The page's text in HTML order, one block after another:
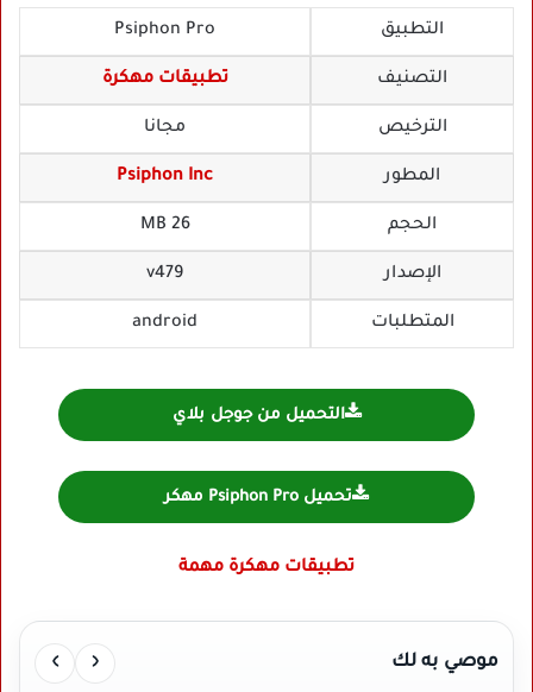
التطبيق Psiphon Pro
التصنيف تطبيقات مهكرة
الترخيص مجانا
المطور Psiphon Inc
الحجم 26 MB
الإصدار v479
المتطلبات android
التحميل من جوجل بلاي
تحميل Psiphon Pro مهكر
تطبيقات مهكرة مهمة
موصي به لك ‹
›